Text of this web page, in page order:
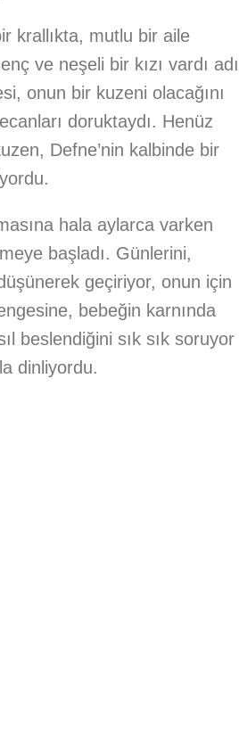
krallıkta, mutlu bir aile
ve neşeli bir kızı vardı adı
onun bir kuzeni olacağını
doruktaydı. Henüz
Defne’nin kalbinde bir
hala aylarca varken
başladı. Günlerini,
geçiriyor, onun için
bebeğin karnında
beslendiğini sık sık soruyor
dinliyordu.